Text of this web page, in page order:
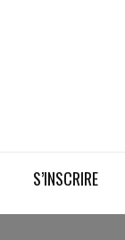
S’INSCRIRE